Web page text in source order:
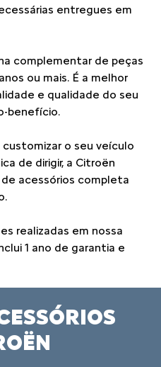
entregues em
complementar de peças
ou mais. É a melhor
e qualidade do seu
benefício.
o seu veículo
de dirigir, a Citroën
acessórios completa
realizadas em nossa
1 ano de garantia e